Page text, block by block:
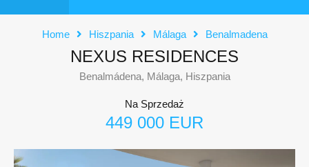
Home Hiszpania Málaga Benalmadena
NEXUS RESIDENCES
Benalmádena, Málaga, Hiszpania
Na Sprzedaż
449 000 EUR